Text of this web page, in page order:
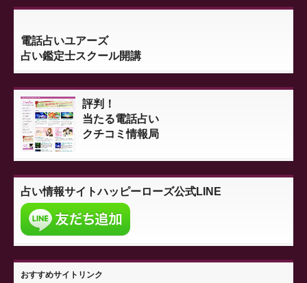
電話占いユアーズ
占い鑑定士スクール開講
評判！
当たる電話占い
クチコミ情報局
占い情報サイトハッピーローズ公式LINE
おすすめサイトリンク